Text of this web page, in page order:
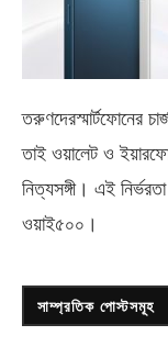
তরুণদেরস্মার্টফোনের
তাই ওয়ালেট ও
নিত্যসঙ্গী। এই
ওয়াই৫০০ ।
সাম্প্রতিক পোস্টসমূহ